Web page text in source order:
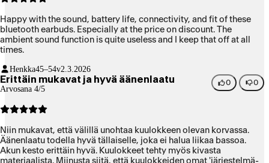
Happy with the sound, battery life, connectivity, and fit of these
bluetooth earbuds. Especially at the price on discount. The
ambient sound function is quite useless and I keep that off at all
times.
Henkka45–54v2.3.2026
Erittäin mukavat ja hyvä äänenlaatu
Arvosana 4/5
0 0
Niin mukavat, että välillä unohtaa kuulokkeen olevan korvassa.
Äänenlaatu todella hyvä tällaiselle, joka ei halua liikaa bassoa.
Akun kesto erittäin hyvä. Kuulokkeet tehty myös kivasta
materiaalista. Miinusta siitä, että kuulokkeiden omat 'järjestelmä-